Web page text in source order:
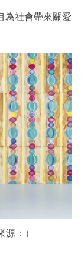
為社會帶來關愛
：）